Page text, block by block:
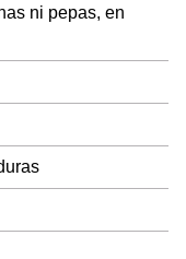
ni pepas, en